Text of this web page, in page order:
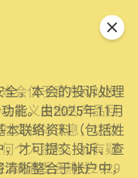
会仅于官方网站发
名义发出的产品回
交媒体讯息，切勿
个人资料。如有疑
或消委会热线2929
，本会的投诉处理
能。由2025年11月
联络资料（包括姓
才可提交投诉、查
晰整合于帐户中，
关闭